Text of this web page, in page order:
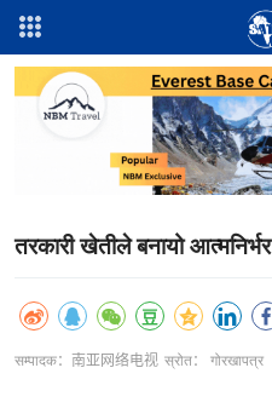
तरकारी खेतीले बनायो आत्मनिर्भर
सम्पादक：南亚网络电视 स्रोत： गोरखापत्र